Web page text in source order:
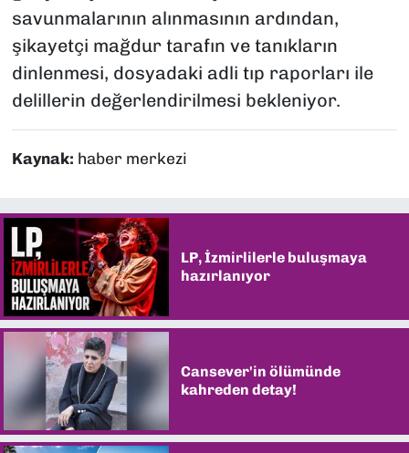
savunmalarının alınmasının ardından,
şikayetçi mağdur tarafın ve tanıkların
dinlenmesi, dosyadaki adli tıp raporları ile
delillerin değerlendirilmesi bekleniyor.
Kaynak: haber merkezi
LP, İzmirlilerle buluşmaya
hazırlanıyor
Cansever'in ölümünde
kahreden detay!